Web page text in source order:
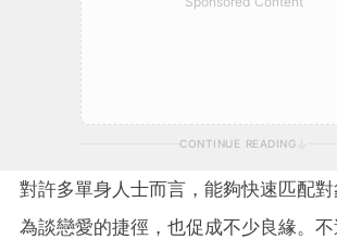
CONTINUE READING
對許多單身人士而言，能夠快速匹配對
為談戀愛的捷徑，也促成不少良緣。不